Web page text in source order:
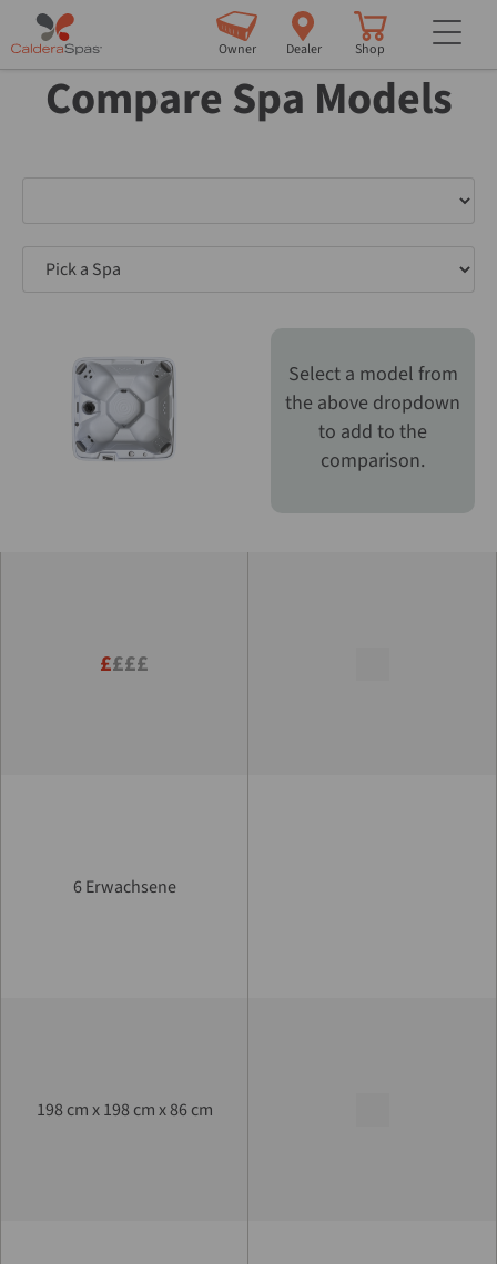
Owner Dealer Shop
Compare Spa Models
Pick a Spa
££££
6 Erwachsene
198 cm x 198 cm x 86 cm
Select a model from
the above dropdown
to add to the
comparison.